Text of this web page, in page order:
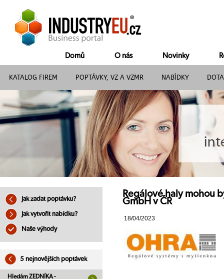
Domů O nás Novinky
KATALOG FIREM POPTÁVKY, VZ A VZMR NABÍDKY
Jak zadat poptávku?
Jak vytvořit nabídku?
Naše výhody
5 nejnovějších poptávek
Hledám ZEDNÍKA -
Regálové haly mohou
GmbH v ČR
18/04/2023